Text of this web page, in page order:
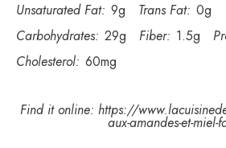
Unsaturated Fat: 9g Trans Fat: 0g
Carbohydrates: 29g Fiber: 1.5g
Cholesterol: 60mg
Find it online: https://
aux-amandes-et-miel-